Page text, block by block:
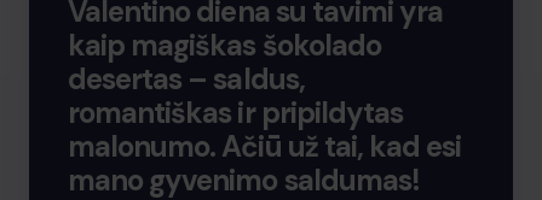
Valentino diena su tavimi yra
kaip magiškas šokolado
desertas – saldus,
romantiškas ir pripildytas
malonumo. Ačiū už tai, kad esi
mano gyvenimo saldumas!